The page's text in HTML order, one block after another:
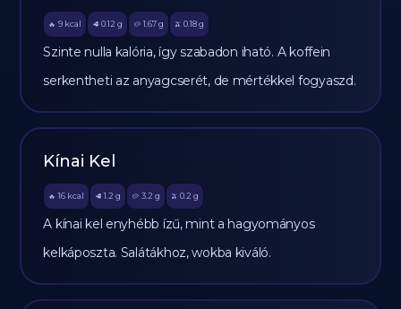
🔥 9 kcal 🥩 0.12 g 🥔 1.67g 🫒 0.18 g
Szinte nulla kalória, így szabadon iható. A koffein
serkentheti az anyagcserét, de mértékkel fogyaszd.
Kínai Kel
🔥 16 kcal 🥩 1.2 g 🥔 3.2 g 🫒 0.2 g
A kínai kel enyhébb ízű, mint a hagyományos
kelkáposzta. Salátákhoz, wokba kiváló.